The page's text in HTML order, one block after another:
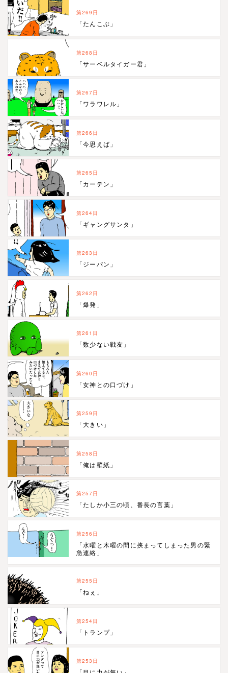
第269日
「たんこぶ」
第268日
「サーベルタイガー君」
第267日
「ワラワレル」
第266日
「今思えば」
第265日
「カーテン」
第264日
「ギャングサンタ」
第263日
「ジーパン」
第262日
「爆発」
第261日
「数少ない戦友」
第260日
「女神との口づけ」
第259日
「大きい」
第258日
「俺は壁紙」
第257日
「たしか小三の頃、番長の言葉」
第256日
「水曜と木曜の間に挟まってしまった男の緊
急連絡」
第255日
「ねぇ」
第254日
「トランプ」
第253日